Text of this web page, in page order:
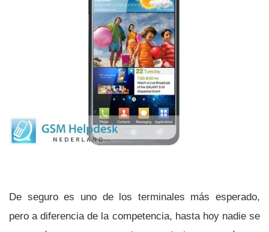
De seguro es uno de los terminales más esperado,
pero a diferencia de la competencia, hasta hoy nadie se